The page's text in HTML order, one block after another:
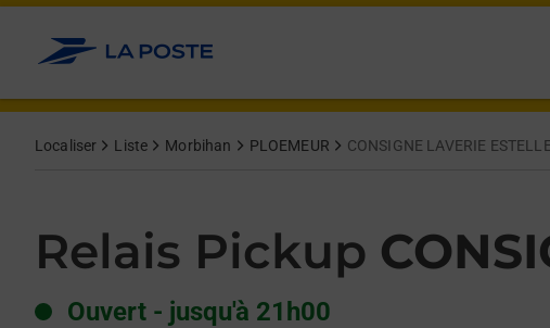
Allez au contenu
Localiser Liste Morbihan PLOEMEUR CONSIGNE LAVERIE ESTELLE
Relais Pickup
Ouvert - jusqu'à 21h00
Day of the WeekHours
Get directions to Relais Pickup at 7 RUE DE L ILE DE BERDER
lien s'ouvre dans un nouvel onglet